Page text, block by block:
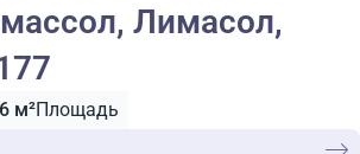
Лимасол,
м²Площадь